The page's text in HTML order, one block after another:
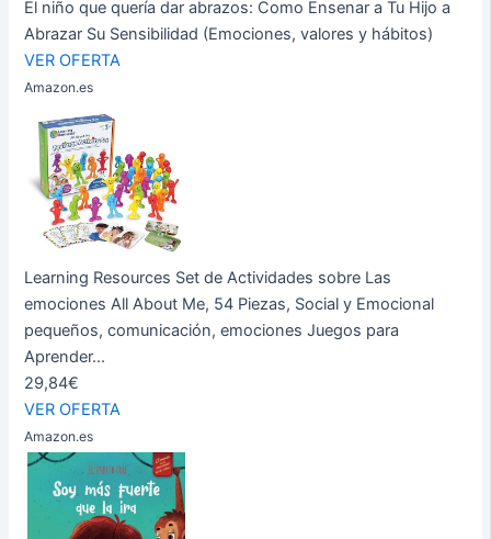
El niño que quería dar abrazos: Como Ensenar a Tu Hijo a
Abrazar Su Sensibilidad (Emociones, valores y hábitos)
VER OFERTA
Amazon.es
Learning Resources Set de Actividades sobre Las
emociones All About Me, 54 Piezas, Social y Emocional
pequeños, comunicación, emociones Juegos para
Aprender...
29,84€
VER OFERTA
Amazon.es